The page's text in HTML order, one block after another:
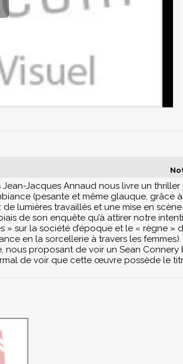
Jacques Annaud nous livre un
(pesante et même glauque, grâce
lumières travaillés et une mise en
de son enquête qu’à attirer notre
sur la société d’époque et le « règne »
en la sorcellerie à travers les
nous proposant de voir un Sean
de voir que cette œuvre possède le